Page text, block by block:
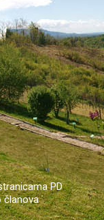
PD
članova